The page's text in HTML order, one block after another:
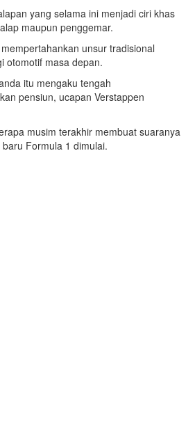
yang selama ini menjadi ciri khas
maupun penggemar.
unsur tradisional
otomotif masa depan.
itu mengaku tengah
pensiun, ucapan Verstappen
musim terakhir membuat suaranya
Formula 1 dimulai.